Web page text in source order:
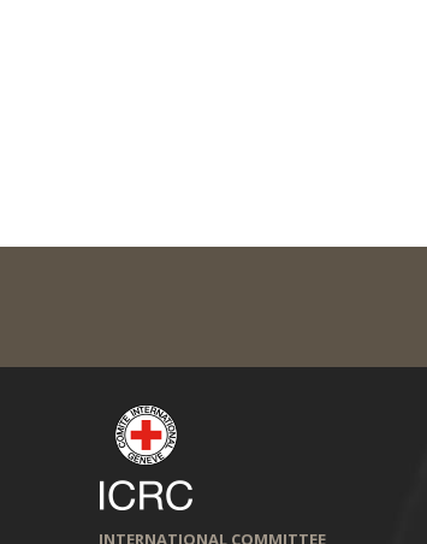
INTERNATIONAL COMMITTEE